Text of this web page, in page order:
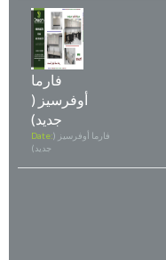
فارما
أوفرسيز (
جديد)
Date:فارما أوفرسيز (
جديد)